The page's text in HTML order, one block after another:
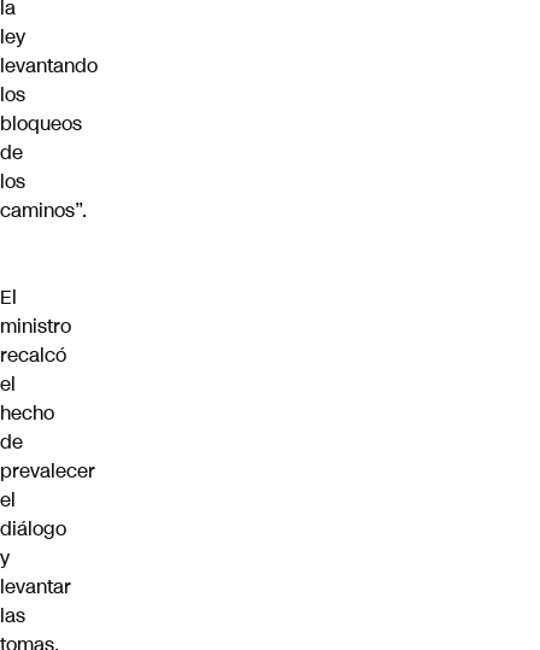
la
ley
levantando
los
bloqueos
de
los
caminos”.
El
ministro
recalcó
el
hecho
de
prevalecer
el
diálogo
y
levantar
las
tomas,